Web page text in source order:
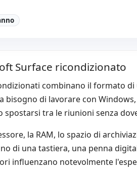
Surface ricondizionato
combinano il formato
bisogno di lavorare con
spostarsi tra le riunioni senza
la RAM, lo spazio di
di una tastiera, una penna
influenzano notevolmente